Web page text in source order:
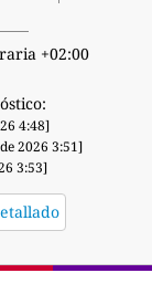
+02:00
4:48]
2026 3:51]
3:53]